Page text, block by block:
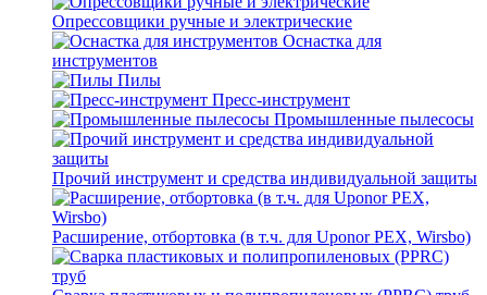
Опрессовщики ручные и электрические
Оснастка для
инструментов
Пилы
Пресс-инструмент
Промышленные пылесосы
Прочий инструмент и средства индивидуальной защиты
Расширение, отбортовка (в т.ч. для Uponor PEX, Wirsbo)